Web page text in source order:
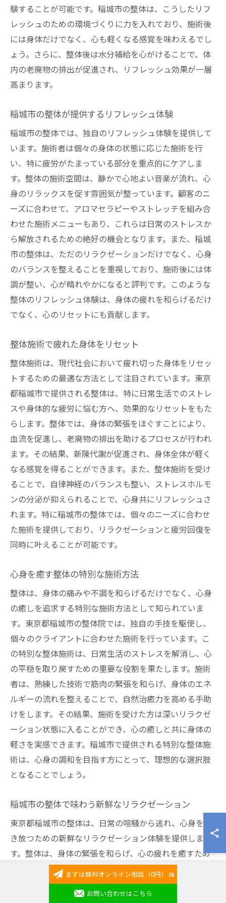
験することが可能です。稲城市の整体は、こうしたリフ
レッシュのための環境づくりに力を入れており、施術後
には身体だけでなく、心も軽くなる感覚を味わえるでし
ょう。さらに、整体後は水分補給を心がけることで、体
内の老廃物の排出が促進され、リフレッシュ効果が一層
高まります。
稲城市の整体が提供するリフレッシュ体験
稲城市の整体では、独自のリフレッシュ体験を提供して
います。施術者は個々の身体の状態に応じた施術を行
い、特に疲労がたまっている部分を重点的にケアしま
す。整体の施術空間は、静かで心地よい音楽が流れ、心
身のリラックスを促す雰囲気が整っています。顧客のニ
ーズに合わせて、アロマセラピーやストレッチを組み合
わせた施術メニューもあり、これらは日常のストレスか
ら解放されるための絶好の機会となります。また、稲城
市の整体は、ただのリラクゼーションだけでなく、心身
のバランスを整えることを重視しており、施術後には体
調が整い、心が晴れやかになると評判です。このような
整体のリフレッシュ体験は、身体の疲れを和らげるだけ
でなく、心のリセットにも貢献します。
整体施術で疲れた身体をリセット
整体施術は、現代社会において疲れ切った身体をリセッ
トするための最適な方法として注目されています。東京
都稲城市で提供される整体は、特に日常生活でのストレ
スや身体的な疲労に悩む方へ、効果的なリセットをもた
らします。整体では、身体の緊張をほぐすことにより、
血流を促進し、老廃物の排出を助けるプロセスが行われ
ます。その結果、新陳代謝が促進され、身体全体が軽く
なる感覚を得ることができます。また、整体施術を受け
ることで、自律神経のバランスも整い、ストレスホルモ
ンの分泌が抑えられることで、心身共にリフレッシュさ
れます。特に稲城市の整体では、個々のニーズに合わせ
た施術を提供しており、リラクゼーションと疲労回復を
同時に叶えることが可能です。
心身を癒す整体の特別な施術方法
整体は、身体の痛みや不調を和らげるだけでなく、心身
の癒しを追求する特別な施術方法として知られていま
す。東京都稲城市の整体院では、独自の手技を駆使し、
個々のクライアントに合わせた施術を行っています。こ
の特別な整体施術は、日常生活のストレスを解消し、心
の平穏を取り戻すための重要な役割を果たします。施術
者は、熟練した技術で筋肉の緊張を和らげ、身体のエネ
ルギーの流れを整えることで、自然治癒力を高める手助
けをします。その結果、施術を受けた方は深いリラクゼ
ーション状態に入ることができ、心の癒しと共に身体の
軽さを実感できます。稲城市で提供される特別な整体施
術は、心身の調和を目指す方にとって、理想的な選択肢
となることでしょう。
稲城市の整体で味わう新鮮なリラクゼーション
東京都稲城市の整体は、日常の喧騒から逃れ、心身を解
き放つための新鮮なリラクゼーション体験を提供しま
す。整体は、身体の緊張を和らげ、心の疲れを癒すため
の有効な方法です。稲城市の整体師は、個々のニーズに
合わせた施術を行い、心地よい圧力と動きで筋肉をほぐ
し、血流を促進します。これにより、疲労回復と共に、
まずは無料オンライン相談（0円）
お問い合わせはこちら